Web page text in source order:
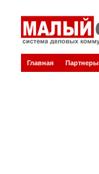
Главная Партнеры